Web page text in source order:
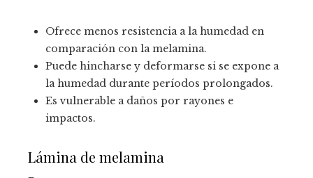
Ofrece menos resistencia a la humedad en
comparación con la melamina.
Puede hincharse y deformarse si se expone a
la humedad durante períodos prolongados.
Es vulnerable a daños por rayones e
impactos.
Lámina de melamina